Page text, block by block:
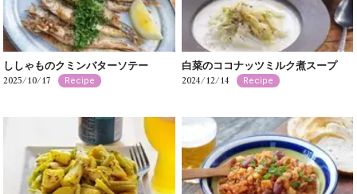
ししゃものクミンバターソテー
2025/10/17 Recipe
白菜のココナッツミルク煮スープ
2024/12/14 Recipe